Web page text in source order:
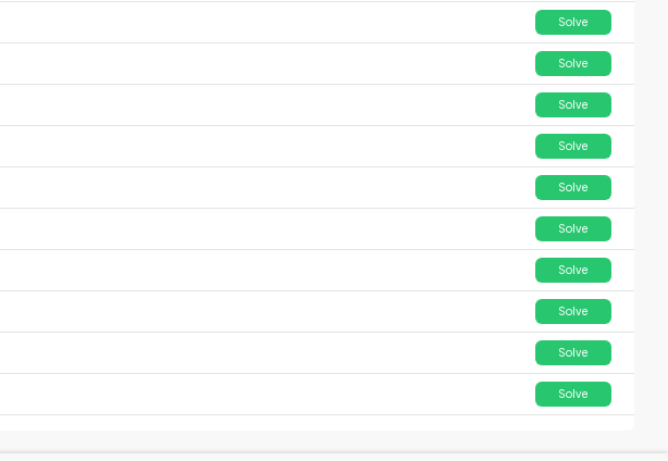
Solve
Solve
Solve
Solve
Solve
Solve
Solve
Solve
Solve
Solve